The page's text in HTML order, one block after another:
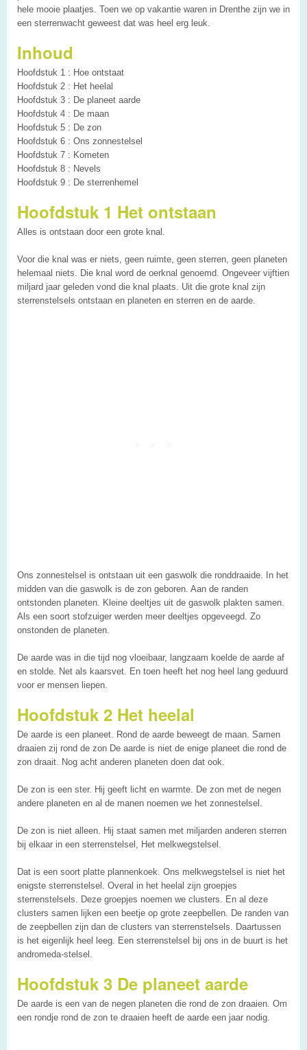
hele mooie plaatjes. Toen we op vakantie waren in Drenthe zijn we in
een sterrenwacht geweest dat was heel erg leuk.
Inhoud
Hoofdstuk 1 : Hoe ontstaat
Hoofdstuk 2 : Het heelal
Hoofdstuk 3 : De planeet aarde
Hoofdstuk 4 : De maan
Hoofdstuk 5 : De zon
Hoofdstuk 6 : Ons zonnestelsel
Hoofdstuk 7 : Kometen
Hoofdstuk 8 : Nevels
Hoofdstuk 9 : De sterrenhemel
Hoofdstuk 1 Het ontstaan
Alles is ontstaan door een grote knal.
Voor die knal was er niets, geen ruimte, geen sterren, geen planeten
helemaal niets. Die knal word de oerknal genoemd. Ongeveer vijftien
miljard jaar geleden vond die knal plaats. Uit die grote knal zijn
sterrenstelsels ontstaan en planeten en sterren en de aarde.
Ons zonnestelsel is ontstaan uit een gaswolk die ronddraaide. In het
midden van die gaswolk is de zon geboren. Aan de randen
ontstonden planeten. Kleine deeltjes uit de gaswolk plakten samen.
Als een soort stofzuiger werden meer deeltjes opgeveegd. Zo
onstonden de planeten.
De aarde was in die tijd nog vloeibaar, langzaam koelde de aarde af
en stolde. Net als kaarsvet. En toen heeft het nog heel lang geduurd
voor er mensen liepen.
Hoofdstuk 2 Het heelal
De aarde is een planeet. Rond de aarde beweegt de maan. Samen
draaien zij rond de zon De aarde is niet de enige planeet die rond de
zon draait. Nog acht anderen planeten doen dat ook.
De zon is een ster. Hij geeft licht en warmte. De zon met de negen
andere planeten en al de manen noemen we het zonnestelsel.
De zon is niet alleen. Hij staat samen met miljarden anderen sterren
bij elkaar in een sterrenstelsel, Het melkwegstelsel.
Dat is een soort platte plannenkoek. Ons melkwegstelsel is niet het
enigste sterrenstelsel. Overal in het heelal zijn groepjes
sterrenstelsels. Deze groepjes noemen we clusters. En al deze
clusters samen lijken een beetje op grote zeepbellen. De randen van
de zeepbellen zijn dan de clusters van sterrenstelsels. Daartussen
is het eigenlijk heel leeg. Een sterrenstelsel bij ons in de buurt is het
andromeda-stelsel.
Hoofdstuk 3 De planeet aarde
De aarde is een van de negen planeten die rond de zon draaien. Om
een rondje rond de zon te draaien heeft de aarde een jaar nodig.